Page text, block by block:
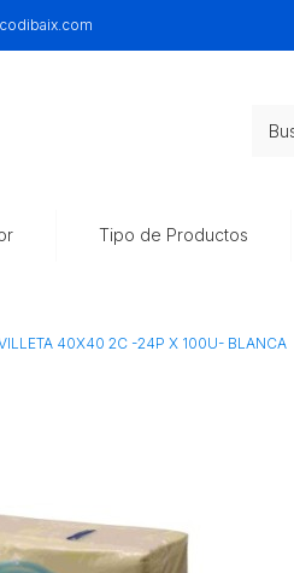
Tipo de Productos
40X40 2C -24P X 100U- BLANCA